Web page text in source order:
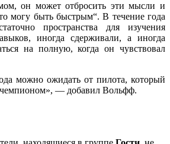
он может отбросить эти мысли и
могу быть быстрым“. В течение года
пространства для изучения
иногда сдерживали, а иногда
на полную, когда он чувствовал
можно ожидать от пилота, который
— добавил Вольфф.